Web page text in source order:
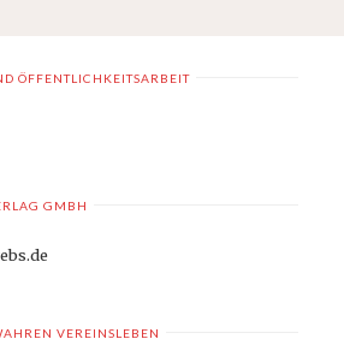
ÖFFENTLICHKEITSARBEIT
GMBH
VEREINSLEBEN